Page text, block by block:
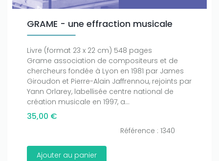
GRAME - une effraction musicale
Livre (format 23 x 22 cm) 548 pages
Grame association de compositeurs et de
chercheurs fondée à Lyon en 1981 par James
Giroudon et Pierre-Alain Jaffrennou, rejoints par
Yann Orlarey, labellisée centre national de
création musicale en 1997, a...
35,00 €
Référence : 1340
Ajouter au panier